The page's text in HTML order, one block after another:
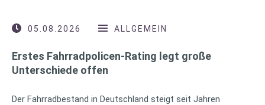
05.08.2026 ALLGEMEIN
Erstes Fahrradpolicen-Rating legt große
Unterschiede offen
Der Fahrradbestand in Deutschland steigt seit Jahren